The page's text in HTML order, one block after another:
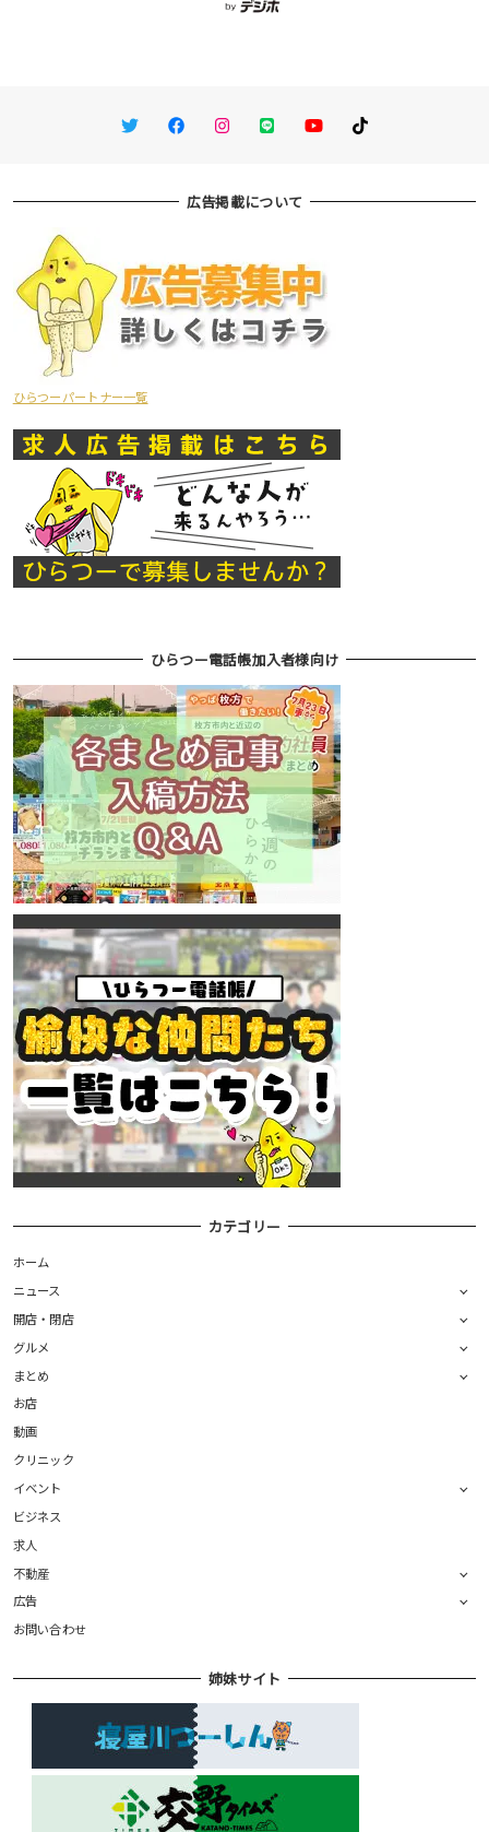
TwitterFacebookInstagram
LINE You TubeTikTok
広告掲載について
ひらつーパートナー一覧
ひらつー電話帳加入者様向け
カテゴリー
ホーム
ニュース
開店・閉店
グルメ
まとめ
お店
動画
クリニック
イベント
ビジネス
求人
不動産
広告
お問い合わせ
姉妹サイト